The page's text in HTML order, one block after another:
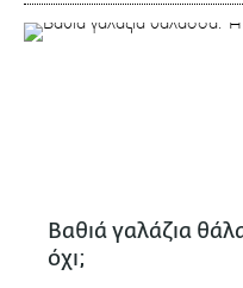
Βαθιά γαλάζια
όχι;